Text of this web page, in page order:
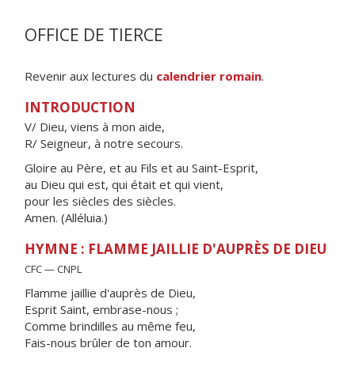
OFFICE DE TIERCE
Revenir aux lectures du calendrier romain.
INTRODUCTION
V/ Dieu, viens à mon aide,
R/ Seigneur, à notre secours.
Gloire au Père, et au Fils et au Saint-Esprit,
au Dieu qui est, qui était et qui vient,
pour les siècles des siècles.
Amen. (Alléluia.)
HYMNE : FLAMME JAILLIE D'AUPRÈS DE DIEU
CFC — CNPL
Flamme jaillie d'auprès de Dieu,
Esprit Saint, embrase-nous ;
Comme brindilles au même feu,
Fais-nous brûler de ton amour.